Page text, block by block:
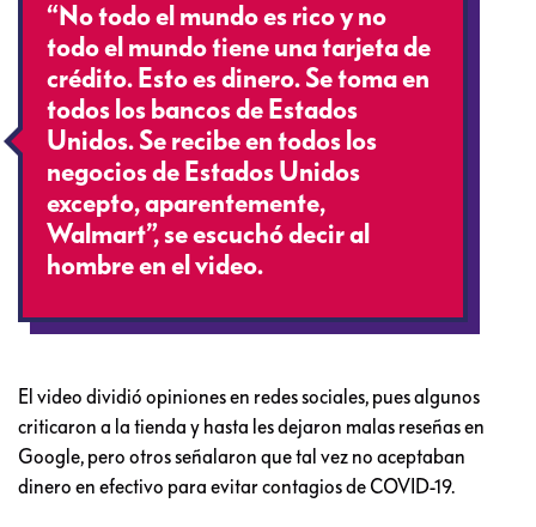
“No todo el mundo es rico y no
todo el mundo tiene una tarjeta de
crédito. Esto es dinero. Se toma en
todos los bancos de Estados
Unidos. Se recibe en todos los
negocios de Estados Unidos
excepto, aparentemente,
Walmart”, se escuchó decir al
hombre en el video.
El video dividió opiniones en redes sociales, pues algunos
criticaron a la tienda y hasta les dejaron malas reseñas en
Google, pero otros señalaron que tal vez no aceptaban
dinero en efectivo para evitar contagios de COVID-19.